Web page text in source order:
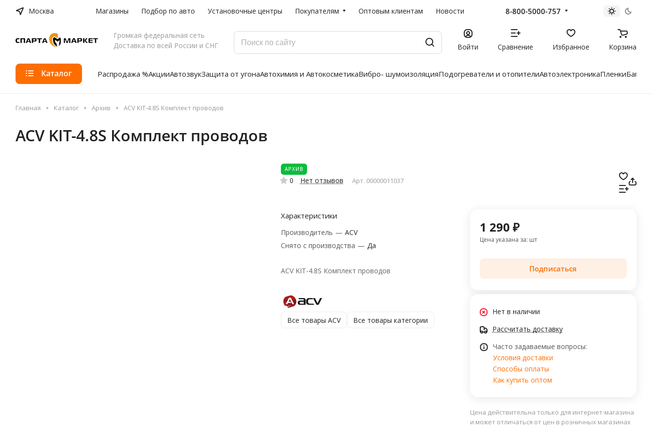
Москва Магазины Подбор по авто Установочные центры Покупателям Оптовым клиентам Новости 8-800-5000-757
Громкая федеральная сеть
Доставка по всей России и СНГ
Войти Сравнение Избранное Корзина
Каталог Распродажа %АкцииАвтозвукЗащита от угонаАвтохимия и АвтокосметикаВибро- шумоизоляцияПодогреватели и отопителиАвтоэлектроникаПленки
Главная Каталог Архив ACV KIT-4.8S Комплект проводов
ACV KIT-4.8S Комплект проводов
АРХИВ
0 Нет отзывов Арт. 00000011037
Характеристики
Производитель — ACV
Снято с производства — Да
ACV KIT-4.8S Комплект проводов
Все товары ACV Все товары категории
1 290 ₽
Цена указана за: шт
Подписаться
Нет в наличии
Рассчитать доставку
Часто задаваемые вопросы:
Условия доставки
Способы оплаты
Как купить оптом
Цена действительна только для интернет-магазина
и может отличаться от цен в розничных магазинах